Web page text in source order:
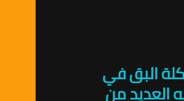
البق في
العديد من